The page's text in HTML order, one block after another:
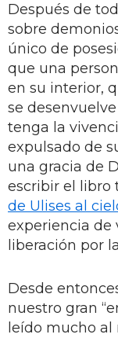
Después de
sobre
único de
que una
en su interior,
se
tenga la
expulsado de
una gracia de
escribir el libro
de Ulises al
experiencia de
liberación por
Desde
nuestro gran
leído mucho al